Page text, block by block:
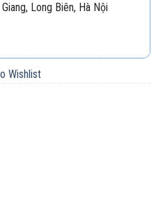
Long Biên, Hà Nội
Wishlist